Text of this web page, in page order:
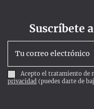
Suscríbete
Acepto el tratamiento de
privacidad (puedes darte de